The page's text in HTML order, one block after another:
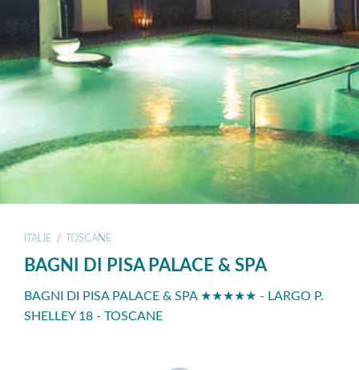
ITALIE / TOSCANE
BAGNI DI PISA PALACE & SPA
BAGNI DI PISA PALACE & SPA ★★★★★ - LARGO P.
SHELLEY 18 - TOSCANE